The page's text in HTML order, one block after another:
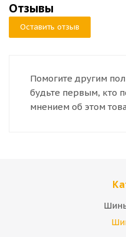
Отзывы
Оставить отзыв
Помогите другим
будьте первым, кто
мнением об этом